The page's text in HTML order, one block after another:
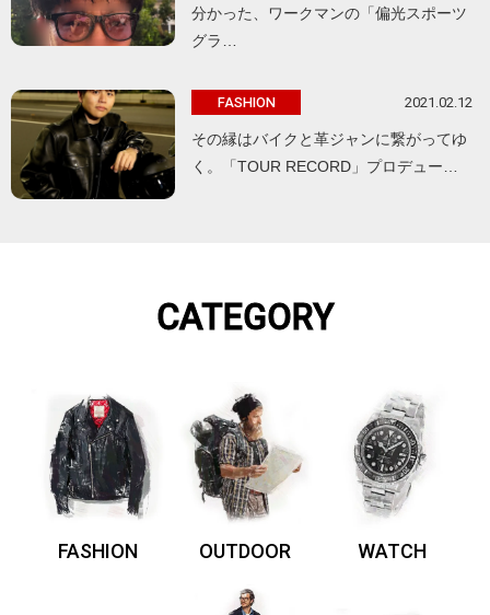
分かった、ワークマンの「偏光スポーツ
グラ…
FASHION 2021.02.12
その縁はバイクと革ジャンに繋がってゆ
く。「TOUR RECORD」プロデュー…
CATEGORY
FASHION OUTDOOR WATCH